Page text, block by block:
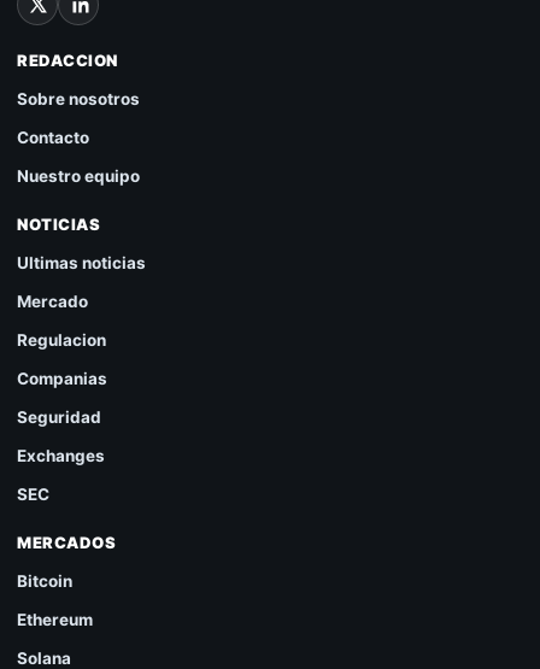
REDACCION
Sobre nosotros
Contacto
Nuestro equipo
NOTICIAS
Ultimas noticias
Mercado
Regulacion
Companias
Seguridad
Exchanges
SEC
MERCADOS
Bitcoin
Ethereum
Solana